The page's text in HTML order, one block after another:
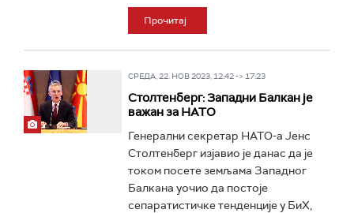
Прочитај
СРЕДА, 22. НОВ 2023, 12:42 -> 17:23
Столтенберг: Западни Балкан је
важан за НАТО
Генерални секретар НАТО-а Јенс
Столтенберг изјавио је данас да је
током посете земљама Западног
Балкана уочио да постоје
сепаратистичке тенденције у БиХ,